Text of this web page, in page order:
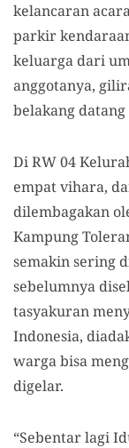
kelancaran
parkir
keluarga dari
anggotanya,
belakang
Di RW 04
empat vihara,
dilembagakan
Kampung
semakin sering
sebelumnya
tasyakuran
Indonesia,
warga bisa
digelar.
“Sebentar lagi